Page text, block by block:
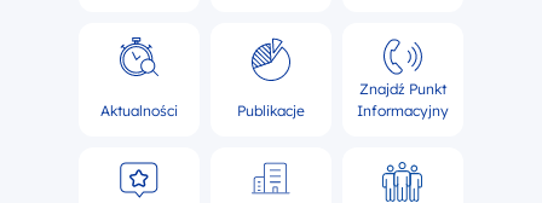
Aktualności Publikacje
Znajdź Punkt
Informacyjny